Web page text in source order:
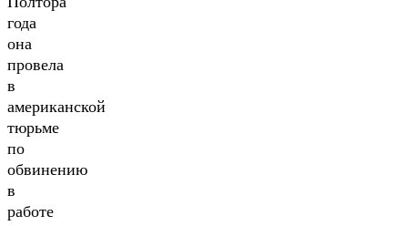
года
она
провела
в
американской
тюрьме
по
обвинению
в
работе